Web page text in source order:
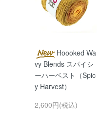
Hoooked Wa
vy Blends スパイシ
ーハーベスト（Spic
y Harvest）
2,600円(税込)